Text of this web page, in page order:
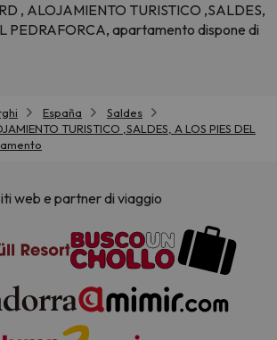
, ALOJAMIENTO TURISTICO ,SALDES,
PEDRAFORCA, apartamento dispone di
España
Saldes
TURISTICO ,SALDES, A LOS PIES DEL
web e partner di viaggio